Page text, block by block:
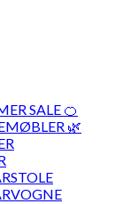
SALE 🍊
🌿